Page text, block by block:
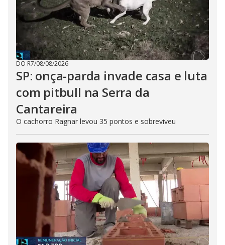
DO R7/08/08/2026
SP: onça-parda invade casa e luta
com pitbull na Serra da
Cantareira
O cachorro Ragnar levou 35 pontos e sobreviveu